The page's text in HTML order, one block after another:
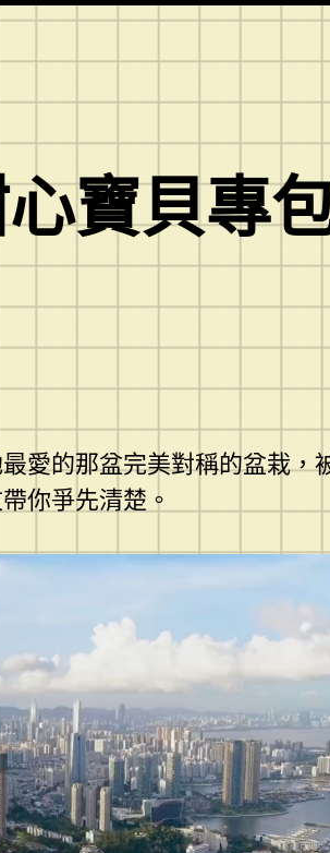
寶貝專
愛的那盆完美對稱的盆栽
你爭先清楚。